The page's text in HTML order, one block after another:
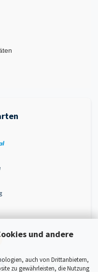
und andere
auch von Drittanbietern,
zu gewährleisten, die Nutzung